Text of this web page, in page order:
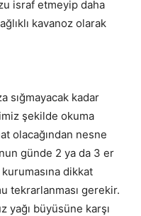
israf etmeyip daha
kavanoz olarak
sığmayacak kadar
şekilde okuma
olacağından nesne
günde 2 ya da 3 er
dikkat
tekrarlanması gerekir.
yağı büyüsüne karşı